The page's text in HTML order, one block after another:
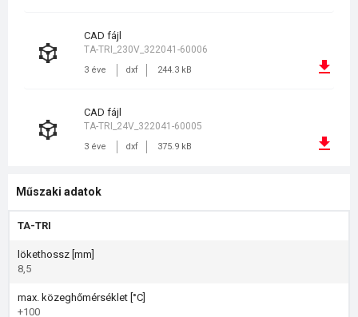
CAD fájl
3 éve dxf 244.3 kB
TA-TRI_230V_322041-60006
CAD fájl
3 éve dxf 375.9 kB
TA-TRI_24V_322041-60005
Műszaki adatok
TA-TRI
lökethossz [mm]
8,5
max. közeghőmérséklet [°C]
+100